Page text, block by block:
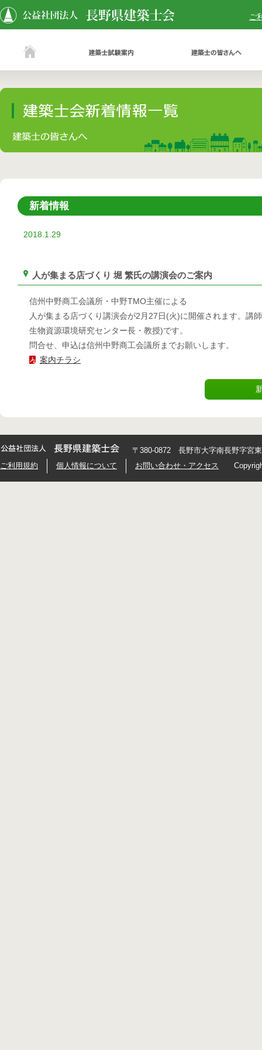
ご
新着情報
2018.1.29
人が集まる店づくり 堀 繁氏の講演会のご案内
信州中野商工会議所・中野TMO主催による
人が集まる店づくり講演会が2月27日(火)に開催されます。講
生物資源環境研究センター長・教授)です。
問合せ、申込は信州中野商工会議所までお願いします。
案内チラシ
〒380-0872 長野市大字南長野字宮
ご利用規約
個人情報について お問い合わせ・アクセス